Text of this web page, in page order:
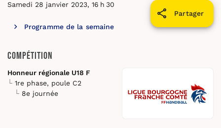
Partager
Samedi 28 janvier 2023, 16 h 30
Programme de la semaine
Compétition
Honneur régionale U18 F
1re phase, poule C2
8e journée